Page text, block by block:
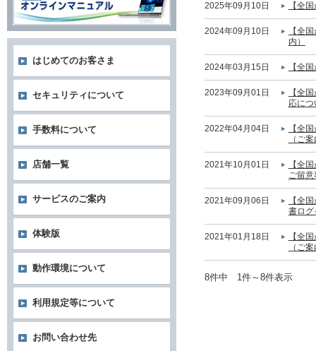
2025年09月10日 【全
2024年09月10日
【全
内）
2024年03月15日 【全
2023年09月01日
【全
応に
2022年04月04日
【全
（ご
2021年10月01日
【全
ご留
2021年09月06日
【全
書ログ
2021年01月18日
【全
（ご
8件中 1件～8件表示
はじめてのお客さま
セキュリティについて
手数料について
店舗一覧
サービスのご案内
体験版
動作環境について
利用規定等について
お問い合わせ先